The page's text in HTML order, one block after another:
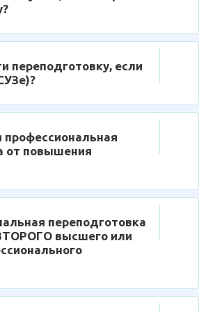
переподготовку, если
профессиональная
от повышения
переподготовка
высшего или